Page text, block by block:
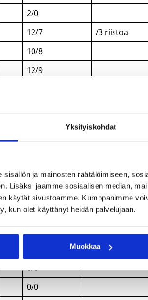
Yksityiskohdat
sisällön ja mainosten räätälöimiseen,
Lisäksi jaamme sosiaalisen median,
käytät sivustoamme. Kumppanimme
kun olet käyttänyt heidän palvelujaan.
Muokkaa
2/0
12/7
/3 riistoa
10/8
12/9
– 60 (43-30), naisten
Korea 24.8.2003
2/0
10/0
0/0
/4 syöttöä
0/0
0/0